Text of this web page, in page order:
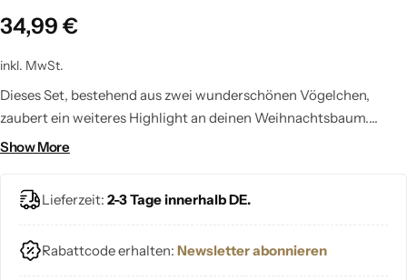
34,99 €
inkl. MwSt.
Dieses Set, bestehend aus zwei wunderschönen Vögelchen,
zaubert ein weiteres Highlight an deinen Weihnachtsbaum.
Passend zu den Kugeln "cheers to christmas".
Show More
Lieferzeit: 2-3 Tage innerhalb DE.
Rabattcode erhalten: Newsletter abonnieren